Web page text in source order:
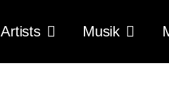
Artists Musik